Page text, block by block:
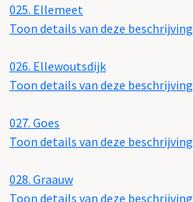
025. Ellemeet
Toon details van deze beschrijving
026. Ellewoutsdijk
Toon details van deze beschrijving
027. Goes
Toon details van deze beschrijving
028. Graauw
Toon details van deze beschrijving